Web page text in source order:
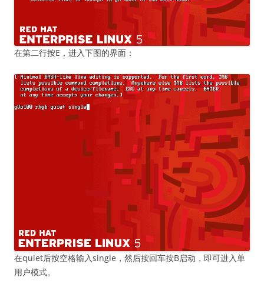
在第二行按E，进入下图的界面：
在quiet后按空格输入single，然后按回车按B启动，即可进入单
用户模式。